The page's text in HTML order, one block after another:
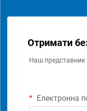
Отримати
Наш
Електронна